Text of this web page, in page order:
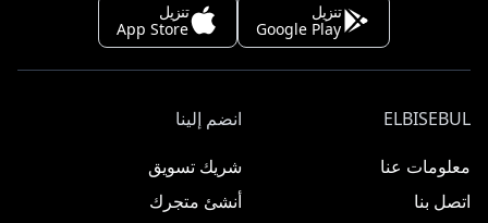
تنزيل
Google Play
تنزيل
App Store
ELBISEBUL
معلومات عنا
اتصل بنا
انضم إلينا
شريك تسويق
أنشئ متجرك